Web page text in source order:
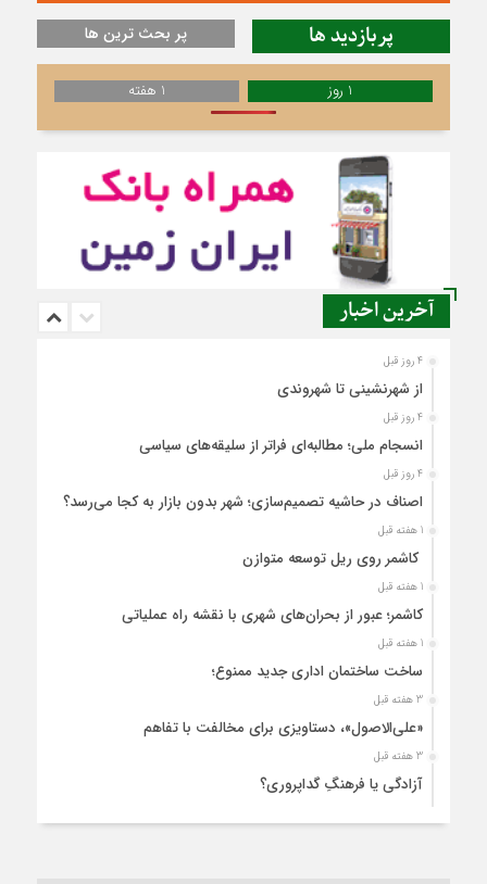
پربازدید ها پر بحث ترین ها
1 روز 1 هفته
آخرین اخبار
4 روز قبل
از شهرنشینی تا شهروندی
4 روز قبل
انسجام ملی؛ مطالبه‌ای فراتر از سلیقه‌های سیاسی
4 روز قبل
اصناف در حاشیه تصمیم‌سازی؛ شهر بدون بازار به کجا می‌رسد؟
1 هفته قبل
کاشمر روی ریل توسعه متوازن
1 هفته قبل
کاشمر؛ عبور از بحران‌های شهری با نقشه راه عملیاتی
1 هفته قبل
ساخت ساختمان اداری جدید ممنوع؛
3 هفته قبل
«علی‌الاصول»، دستاویزی برای مخالفت با تفاهم
3 هفته قبل
آزادگی یا فرهنگِ گداپروری؟